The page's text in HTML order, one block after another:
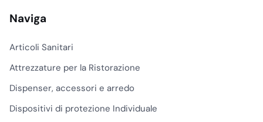
Naviga
Articoli Sanitari
Attrezzature per la Ristorazione
Dispenser, accessori e arredo
Dispositivi di protezione Individuale